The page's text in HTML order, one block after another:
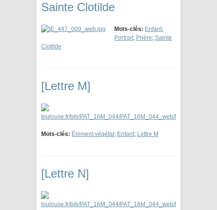
Sainte Clotilde
Mots-clés: Enfant;
Portrait; Prière; Sainte
Clotilde
[Lettre M]
Mots-clés: Élément végétal ; Enfant; Lettre M
[Lettre N]